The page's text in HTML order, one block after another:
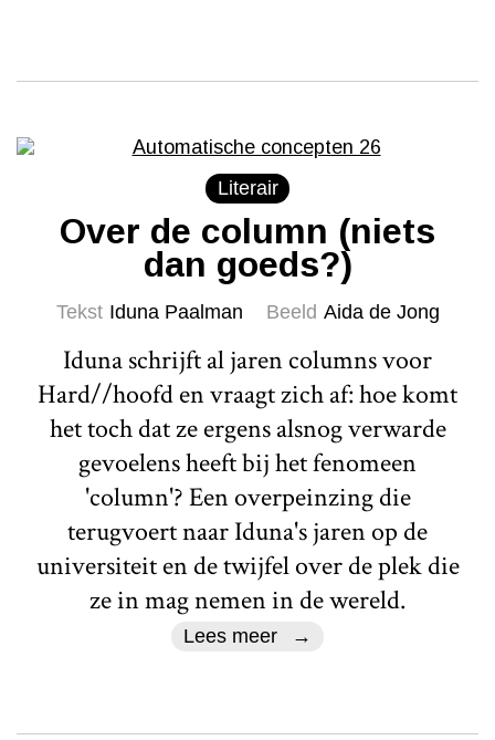
Literair
Over de column (niets
dan goeds?)
Tekst Iduna Paalman Beeld Aida de Jong
Iduna schrijft al jaren columns voor
Hard//hoofd en vraagt zich af: hoe komt
het toch dat ze ergens alsnog verwarde
gevoelens heeft bij het fenomeen
'column'? Een overpeinzing die
terugvoert naar Iduna's jaren op de
universiteit en de twijfel over de plek die
ze in mag nemen in de wereld.
Lees meer